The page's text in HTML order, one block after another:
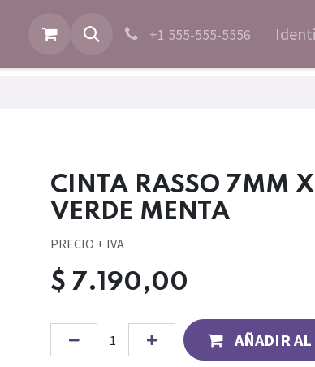
+1 555-555-5556
CINTA RASSO 7MM
VERDE MENTA
PRECIO + IVA
$ 7.190,00
AÑADIR